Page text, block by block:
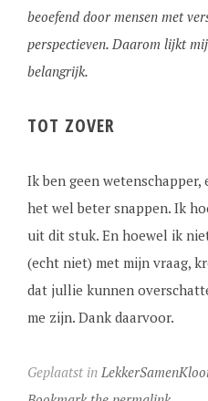
beoefend door mensen met
perspectieven. Daarom lijkt
belangrijk.
TOT ZOVER
Ik ben geen
het wel beter snappen. Ik
uit dit stuk. En hoewel ik
(echt niet) met mijn vraag,
dat jullie kunnen
me zijn. Dank daarvoor.
Geplaatst in